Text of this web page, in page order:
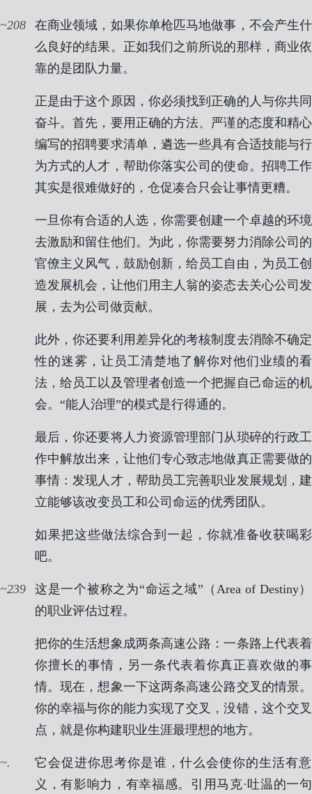
208
在商业领域，如果你单枪匹马地做事，不会产生什
么良好的结果。正如我们之前所说的那样，商业依
靠的是团队力量。
正是由于这个原因，你必须找到正确的人与你共同
奋斗。首先，要用正确的方法、严谨的态度和精心
编写的招聘要求清单，遴选一些具有合适技能与行
为方式的人才，帮助你落实公司的使命。招聘工作
其实是很难做好的，仓促凑合只会让事情更糟。
一旦你有合适的人选，你需要创建一个卓越的环境
去激励和留住他们。为此，你需要努力消除公司的
官僚主义风气，鼓励创新，给员工自由，为员工创
造发展机会，让他们用主人翁的姿态去关心公司发
展，去为公司做贡献。
此外，你还要利用差异化的考核制度去消除不确定
性的迷雾，让员工清楚地了解你对他们业绩的看
法，给员工以及管理者创造一个把握自己命运的机
会。“能人治理”的模式是行得通的。
最后，你还要将人力资源管理部门从琐碎的行政工
作中解放出来，让他们专心致志地做真正需要做的
事情：发现人才，帮助员工完善职业发展规划，建
立能够该改变员工和公司命运的优秀团队。
如果把这些做法综合到一起，你就准备收获喝彩
吧。
239
这是一个被称之为“命运之域”（Area of Destiny）
的职业评估过程。
把你的生活想象成两条高速公路：一条路上代表着
你擅长的事情，另一条代表着你真正喜欢做的事
情。现在，想象一下这两条高速公路交叉的情景。
你的幸福与你的能力实现了交叉，没错，这个交叉
点，就是你构建职业生涯最理想的地方。
.
它会促进你思考你是谁，什么会使你的生活有意
义，有影响力，有幸福感。引用马克·吐温的一句